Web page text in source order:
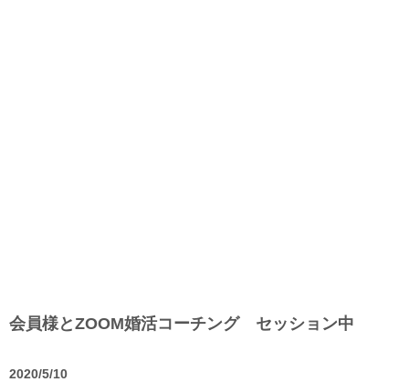
会員様とZOOM婚活コーチング セッション中
2020/5/10